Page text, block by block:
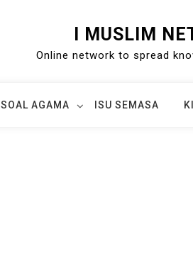
I MUSLIM
Online network to spread
SOAL AGAMA ISU SEMASA